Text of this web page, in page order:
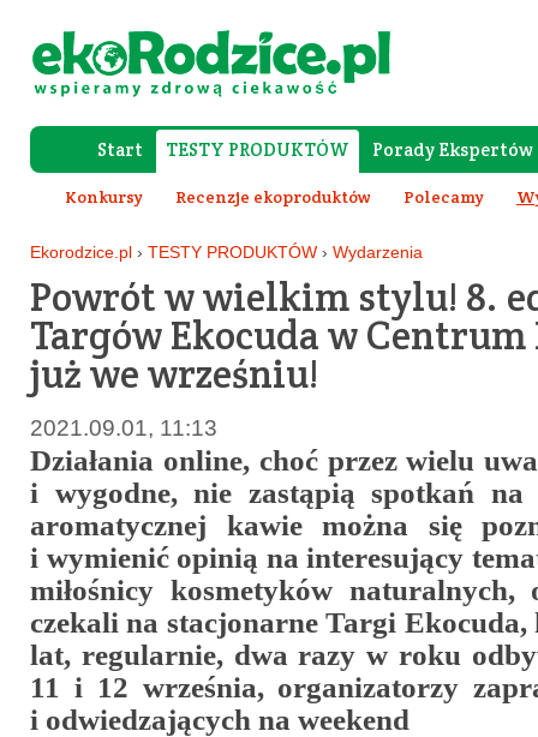
Start TESTY PRODUKTÓW Porady Ekspertów
Forum
Konkursy Recenzje ekoproduktów Polecamy
Ekorodzice.pl › TESTY PRODUKTÓW › Wydarzenia
Powrót w wielkim stylu! 8.
Targów Ekocuda w Centrum
już we wrześniu!
2021.09.01, 11:13
Działania online, choć przez wielu
i wygodne, nie zastąpią spotkań
aromatycznej kawie można się
i wymienić opinią na interesujący
miłośnicy kosmetyków naturalnych,
czekali na stacjonarne Targi
lat, regularnie, dwa razy w roku
11 i 12 września, organizatorzy
i odwiedzających na weekend